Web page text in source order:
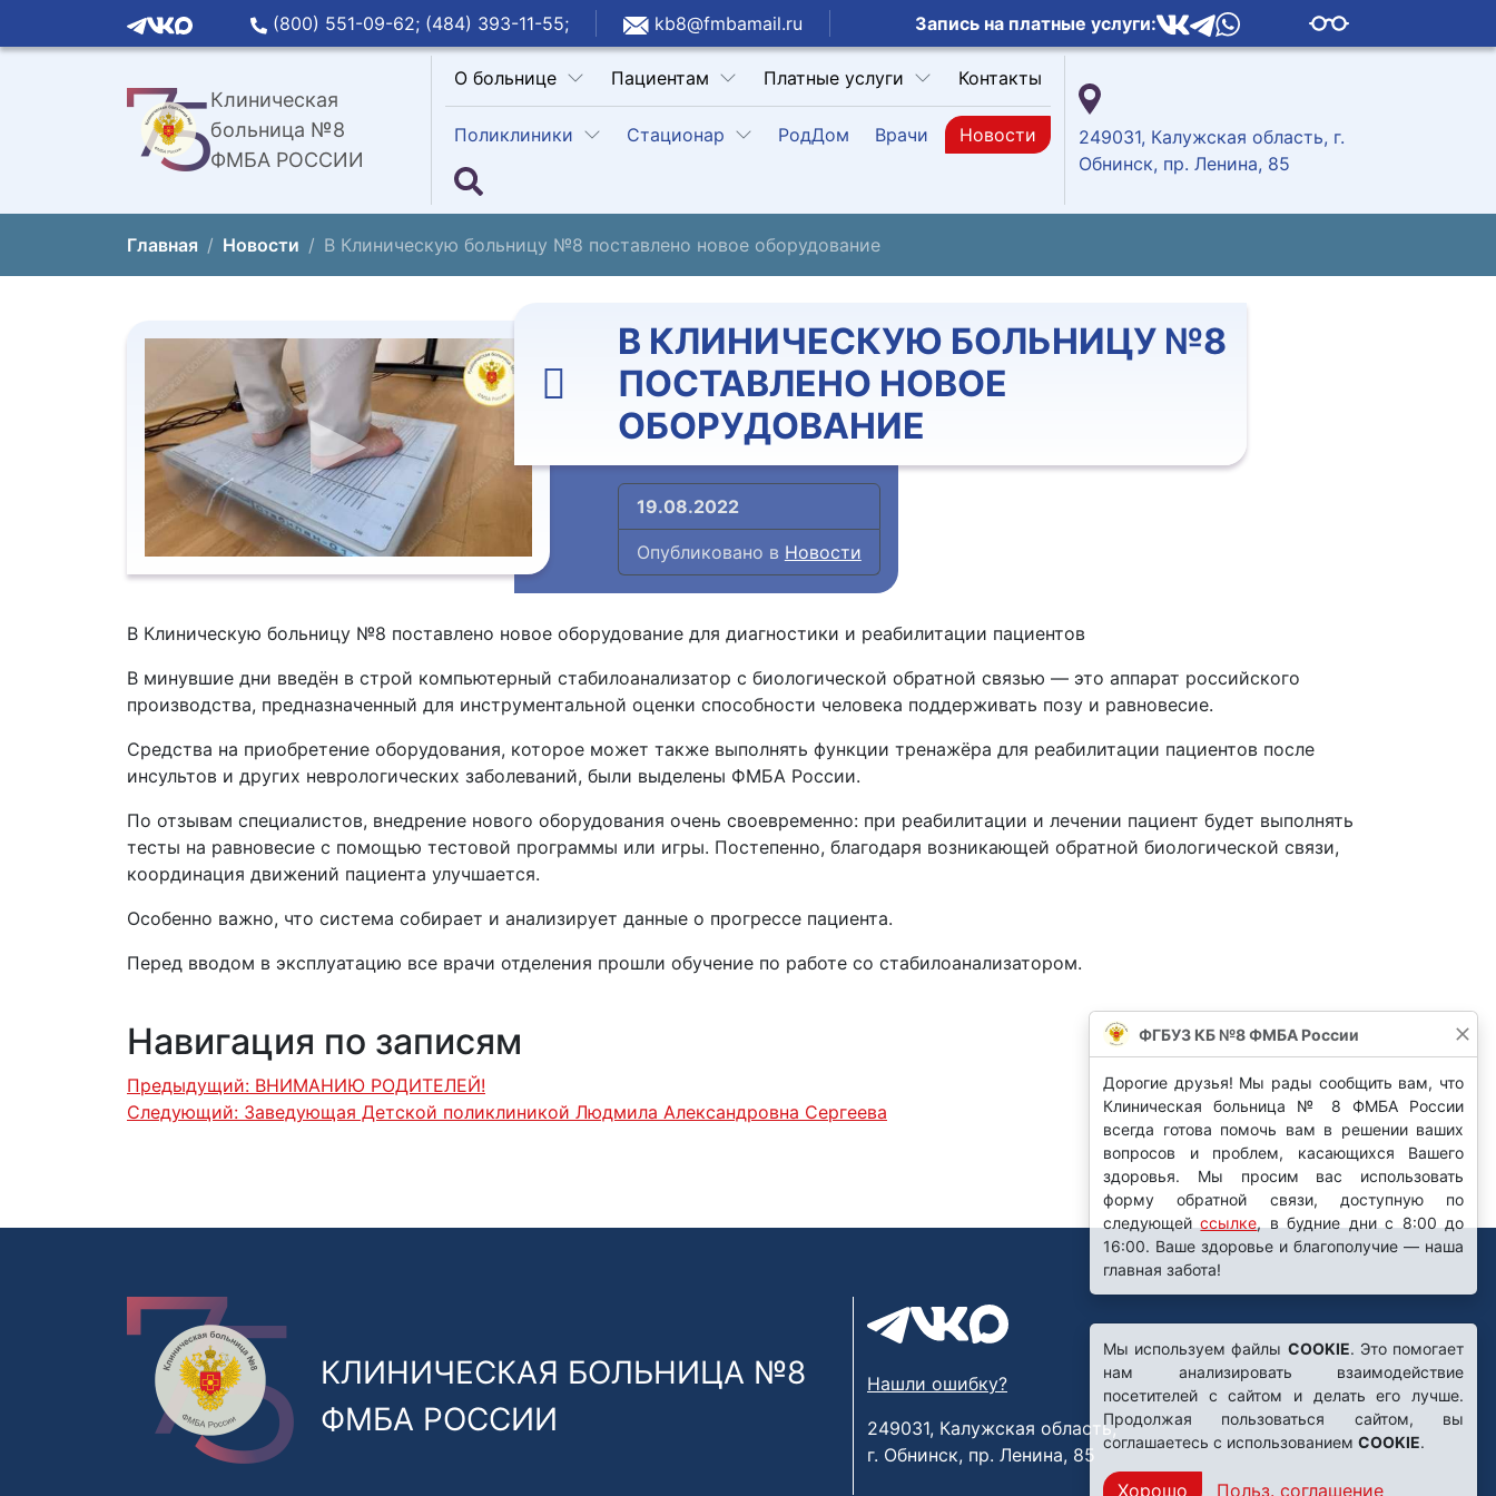
(800) 551-09-62; (484) 393-11-55; kb8@fmbamail.ru Запись на платные услуги:
Клиническая
больница №8
ФМБА РОССИИ
О больнице Пациентам Платные услуги Контакты
Поликлиники Стационар РодДом Врачи Новости
249031, Калужская область, г.
Обнинск, пр. Ленина, 85
Главная Новости В Клиническую больницу №8 поставлено новое оборудование
В КЛИНИЧЕСКУЮ БОЛЬНИЦУ №8
ПОСТАВЛЕНО НОВОЕ
ОБОРУДОВАНИЕ
19.08.2022
Опубликовано в Новости
В Клиническую больницу №8 поставлено новое оборудование для диагностики и реабилитации пациентов
В минувшие дни введён в строй компьютерный стабилоанализатор с биологической обратной связью — это аппарат российского
производства, предназначенный для инструментальной оценки способности человека поддерживать позу и равновесие.
Средства на приобретение оборудования, которое может также выполнять функции тренажёра для реабилитации пациентов после
инсультов и других неврологических заболеваний, были выделены ФМБА России.
По отзывам специалистов, внедрение нового оборудования очень своевременно: при реабилитации и лечении пациент будет выполнять
тесты на равновесие с помощью тестовой программы или игры. Постепенно, благодаря возникающей обратной биологической связи,
координация движений пациента улучшается.
Особенно важно, что система собирает и анализирует данные о прогрессе пациента.
Перед вводом в эксплуатацию все врачи отделения прошли обучение по работе со стабилоанализатором.
Навигация по записям
Предыдущий: ВНИМАНИЮ РОДИТЕЛЕЙ!
Следующий: Заведующая Детской поликлиникой Людмила Александровна Сергеева
КЛИНИЧЕСКАЯ БОЛЬНИЦА №8
ФМБА РОССИИ
Нашли ошибку?
249031, Калужская область,
г. Обнинск, пр. Ленина, 85
ФГБУЗ КБ №8 ФМБА России
Дорогие друзья! Мы рады сообщить вам, что
Клиническая больница № 8 ФМБА России
всегда готова помочь вам в решении ваших
вопросов и проблем, касающихся Вашего
здоровья. Мы просим вас использовать
форму обратной связи, доступную по
следующейссылке, в будние дни с 8:00 до
16:00. Ваше здоровье и благополучие — наша
главная забота!
Мы используем файлы COOKIE. Это помогает
нам анализировать взаимодействие
посетителей с сайтом и делать его лучше.
Продолжая пользоваться сайтом, вы
соглашаетесь с использованием COOKIE.
Хорошо Польз. соглашение